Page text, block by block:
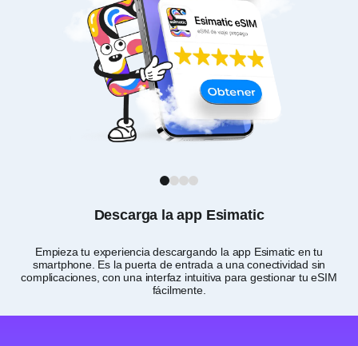
Descarga la app Esimatic
Empieza tu experiencia descargando la app Esimatic en tu
smartphone. Es la puerta de entrada a una conectividad sin
complicaciones, con una interfaz intuitiva para gestionar tu eSIM
fácilmente.
1